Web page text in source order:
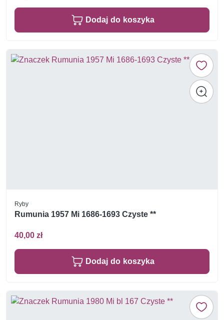
Dodaj do koszyka
Ryby
Rumunia 1957 Mi 1686-1693 Czyste **
40,00 zł
Dodaj do koszyka